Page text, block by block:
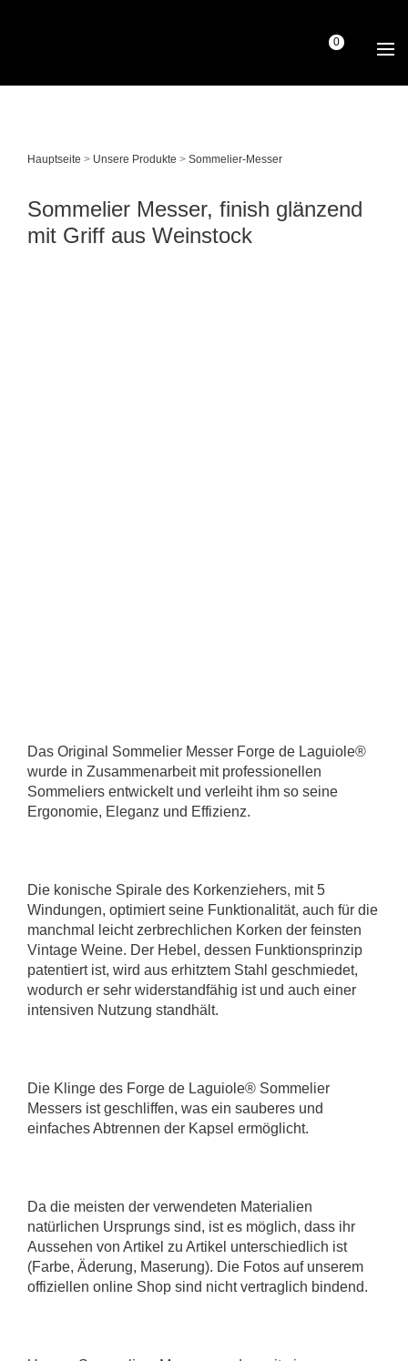
0
Hauptseite > Unsere Produkte >Sommelier-Messer
Sommelier Messer, finish glänzend
mit Griff aus Weinstock
Das Original Sommelier Messer Forge de Laguiole®
wurde in Zusammenarbeit mit professionellen
Sommeliers entwickelt und verleiht ihm so seine
Ergonomie, Eleganz und Effizienz.
Die konische Spirale des Korkenziehers, mit 5
Windungen, optimiert seine Funktionalität, auch für die
manchmal leicht zerbrechlichen Korken der feinsten
Vintage Weine. Der Hebel, dessen Funktionsprinzip
patentiert ist, wird aus erhitztem Stahl geschmiedet,
wodurch er sehr widerstandfähig ist und auch einer
intensiven Nutzung standhält.
Die Klinge des Forge de Laguiole® Sommelier
Messers ist geschliffen, was ein sauberes und
einfaches Abtrennen der Kapsel ermöglicht.
Da die meisten der verwendeten Materialien
natürlichen Ursprungs sind, ist es möglich, dass ihr
Aussehen von Artikel zu Artikel unterschiedlich ist
(Farbe, Äderung, Maserung). Die Fotos auf unserem
offiziellen online Shop sind nicht vertraglich bindend.